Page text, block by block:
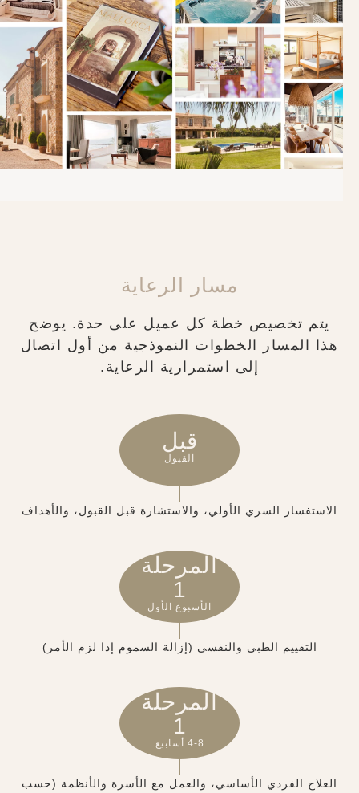
مسار الرعاية
يتم تخصيص خطة كل عميل على حدة. يوضح
هذا المسار الخطوات النموذجية من أول اتصال
إلى استمرارية الرعاية.
قبل
القبول
الاستفسار السري الأولي، والاستشارة قبل القبول، والأهداف
المرحلة
1
الأسبوع الأول
التقييم الطبي والنفسي (إزالة السموم إذا لزم الأمر)
المرحلة
1
4-8 أسابيع
العلاج الفردي الأساسي، والعمل مع الأسرة والأنظمة (حسب